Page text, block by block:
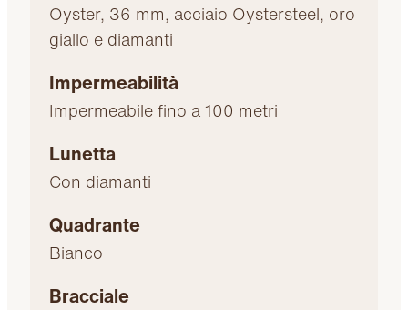
Oyster, 36 mm, acciaio Oystersteel, oro
giallo e diamanti
Impermeabilità
Impermeabile fino a 100 metri
Lunetta
Con diamanti
Quadrante
Bianco
Bracciale